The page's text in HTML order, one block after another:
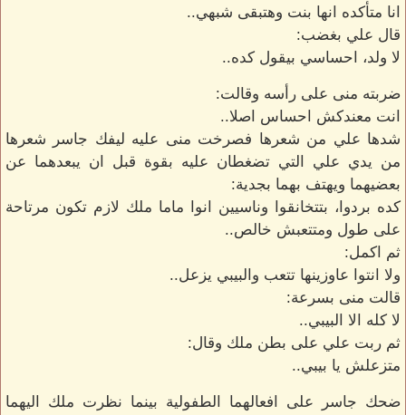
انا متأكده انها بنت وهتبقى شبهي..
قال علي بغضب:
لا ولد، احساسي بيقول كده..
ضربته منى على رأسه وقالت:
انت معندكش احساس اصلا..
شدها علي من شعرها فصرخت منى عليه ليفك جاسر شعرها
من يدي علي التي تضغطان عليه بقوة قبل ان يبعدهما عن
بعضيهما ويهتف بهما بجدية:
كده بردوا، بتتخانقوا وناسيين انوا ماما ملك لازم تكون مرتاحة
على طول ومتتعبش خالص..
ثم اكمل:
ولا انتوا عاوزينها تتعب والبيبي يزعل..
قالت منى بسرعة:
لا كله الا البيبي..
ثم ربت علي على بطن ملك وقال:
متزعلش يا بيبي..
ضحك جاسر على افعالهما الطفولية بينما نظرت ملك اليهما